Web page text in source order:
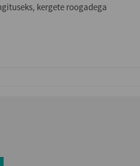
kergete roogadega